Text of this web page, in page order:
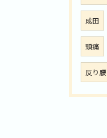
成田
頭痛
反り腰